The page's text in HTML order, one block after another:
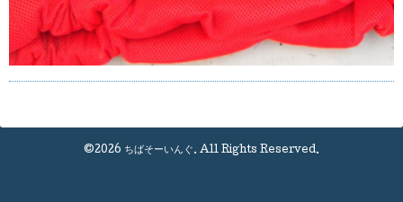
©2026 ちばそーいんぐ. All Rights Reserved.